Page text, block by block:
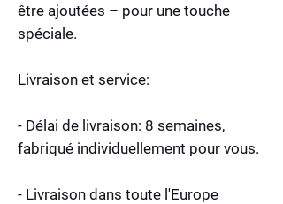
être ajoutées – pour une touche
spéciale.
Livraison et service:
- Délai de livraison: 8 semaines,
fabriqué individuellement pour vous.
- Livraison dans toute l'Europe